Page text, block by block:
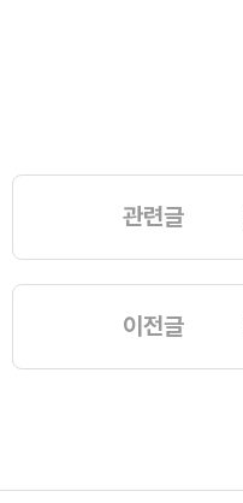
관련글
이전글